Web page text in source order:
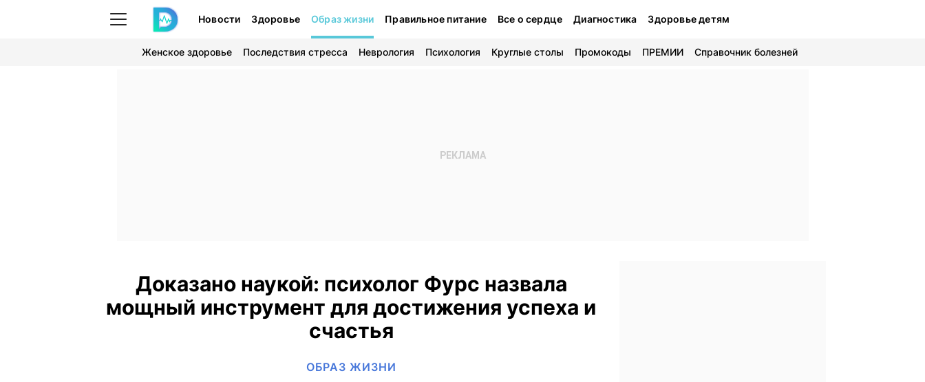
Новости Здоровье Образ жизни Правильное питание Все о сердце Диагностика Здоровье детям
Женское здоровье Последствия стресса Неврология Психология Круглые столы Промокоды ПРЕМИИ Справочник болезней
Доказано наукой: психолог Фурс назвала
мощный инструмент для достижения успеха и
счастья
ОБРАЗ ЖИЗНИ